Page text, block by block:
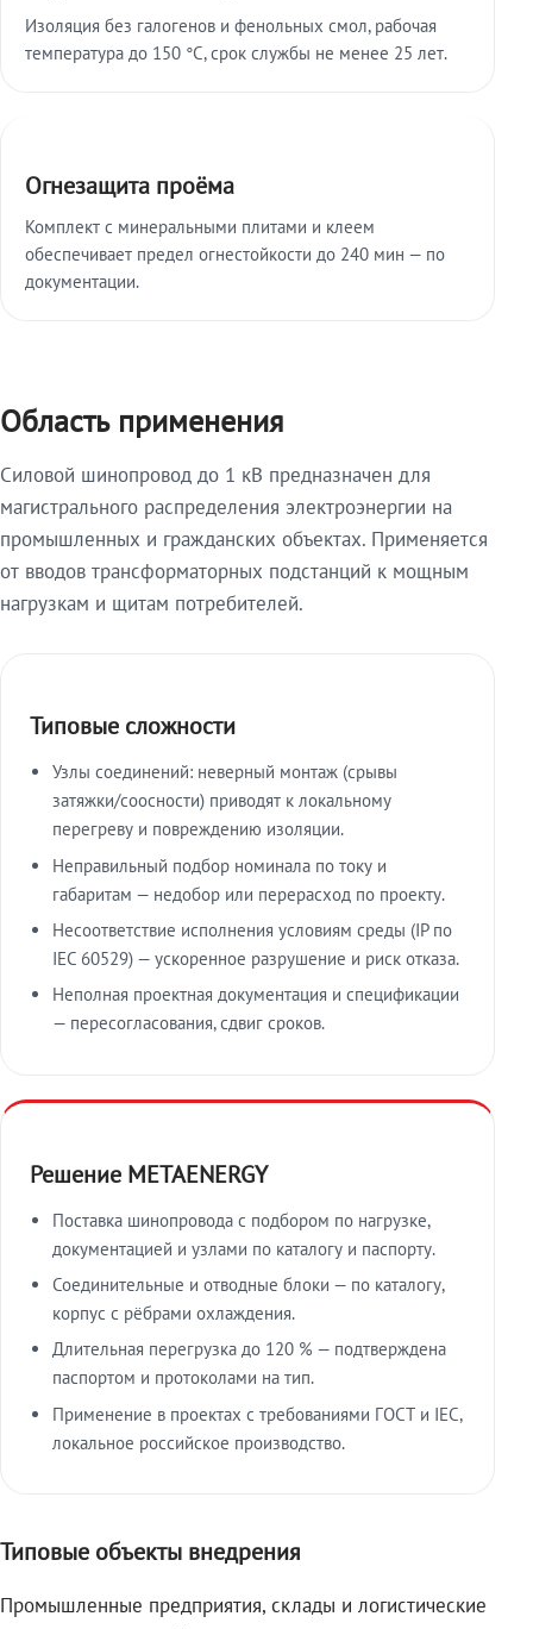
Изоляция без галогенов и фенольных смол, рабочая
температура до 150 °C, срок службы не менее 25 лет.
Огнезащита проёма
Комплект с минеральными плитами и клеем
обеспечивает предел огнестойкости до 240 мин — по
документации.
Область применения
Силовой шинопровод до 1 кВ предназначен для
магистрального распределения электроэнергии на
промышленных и гражданских объектах. Применяется
от вводов трансформаторных подстанций к мощным
нагрузкам и щитам потребителей.
Типовые сложности
Узлы соединений: неверный монтаж (срывы
затяжки/соосности) приводят к локальному
перегреву и повреждению изоляции.
Неправильный подбор номинала по току и
габаритам — недобор или перерасход по проекту.
Несоответствие исполнения условиям среды (IP по
IEC 60529) — ускоренное разрушение и риск отказа.
Неполная проектная документация и спецификации
— пересогласования, сдвиг сроков.
Решение METAENERGY
Поставка шинопровода с подбором по нагрузке,
документацией и узлами по каталогу и паспорту.
Соединительные и отводные блоки — по каталогу,
корпус с рёбрами охлаждения.
Длительная перегрузка до 120 % — подтверждена
паспортом и протоколами на тип.
Применение в проектах с требованиями ГОСТ и IEC,
локальное российское производство.
Типовые объекты внедрения
Промышленные предприятия, склады и логистические